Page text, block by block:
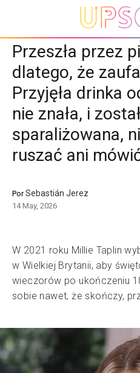
Przeszła przez
dlatego, że
Przyjęła drinka
nie znała, i
sparaliżowana,
ruszać ani
PorSebastián Jerez
14 May, 2026
W 2021 roku Millie Taplin
w Wielkiej Brytanii, aby
wieczorów po ukończeniu
sobie nawet, że skończy,